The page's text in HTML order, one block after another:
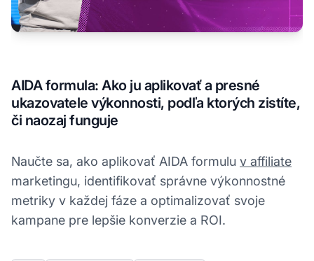
AIDA formula: Ako ju aplikovať a presné
ukazovatele výkonnosti, podľa ktorých zistíte,
či naozaj funguje
Naučte sa, ako aplikovať AIDA formulu v affiliate
marketingu, identifikovať správne výkonnostné
metriky v každej fáze a optimalizovať svoje
kampane pre lepšie konverzie a ROI.